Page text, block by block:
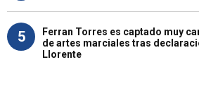
5
Ferran Torres es captado muy
de artes marciales tras
Llorente